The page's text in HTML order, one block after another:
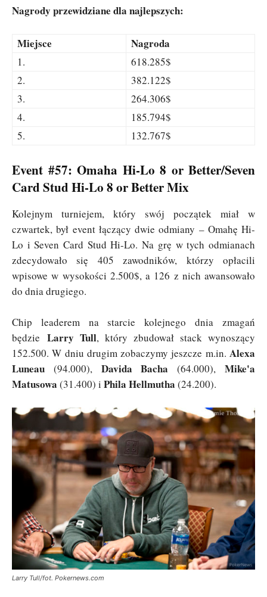
Nagrody przewidziane dla najlepszych:
Miejsce Nagroda
1.
618.285$
2.
382.122$
3.
264.306$
4.
185.794$
5.
132.767$
Event #57: Omaha Hi-Lo 8 or Better/Seven
Card Stud Hi-Lo 8 or Better Mix
Kolejnym turniejem, który swój początek miał w
czwartek, był event łączący dwie odmiany – Omahę Hi-
Lo i Seven Card Stud Hi-Lo. Na grę w tych odmianach
zdecydowało się 405 zawodników, którzy opłacili
wpisowe w wysokości 2.500$, a 126 z nich awansowało
do dnia drugiego.
Chip leaderem na starcie kolejnego dnia zmagań
będzie Larry Tull, który zbudował stack wynoszący
152.500. W dniu drugim zobaczymy jeszcze m.in. Alexa
Luneau (94.000), Davida Bacha (64.000),Mike'a
Matusowa (31.400) i Phila Hellmutha (24.200).
Larry Tull/fot. Pokernews.com